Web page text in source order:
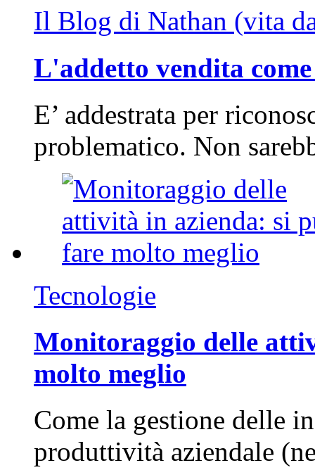
Il Blog di Nathan (vita
L'addetto vendita
E’ addestrata per
problematico. Non
Tecnologie
Monitoraggio delle
molto meglio
Come la gestione delle
produttività aziendale